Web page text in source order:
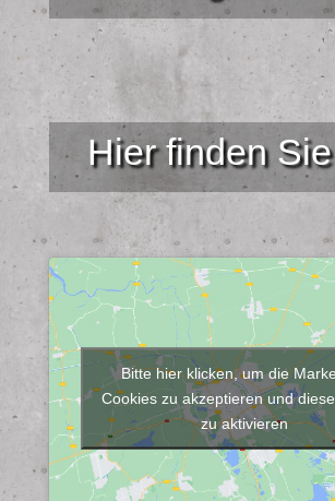
Hier finden
Bitte hier klicken, um die
Cookies zu akzeptieren und
zu aktivieren